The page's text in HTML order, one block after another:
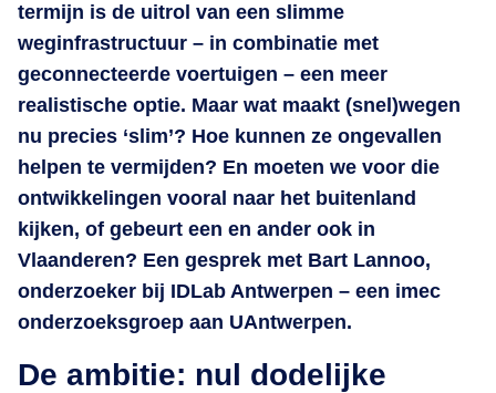
termijn is de uitrol van een slimme
weginfrastructuur – in combinatie met
geconnecteerde voertuigen – een meer
realistische optie. Maar wat maakt (snel)wegen
nu precies ‘slim’? Hoe kunnen ze ongevallen
helpen te vermijden? En moeten we voor die
ontwikkelingen vooral naar het buitenland
kijken, of gebeurt een en ander ook in
Vlaanderen? Een gesprek met Bart Lannoo,
onderzoeker bij IDLab Antwerpen – een imec
onderzoeksgroep aan UAntwerpen.
De ambitie: nul dodelijke